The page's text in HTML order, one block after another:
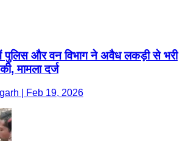
पुलिस और वन विभाग ने अवैध लकड़ी से भरी
मामला दर्ज
| Feb 19, 2026